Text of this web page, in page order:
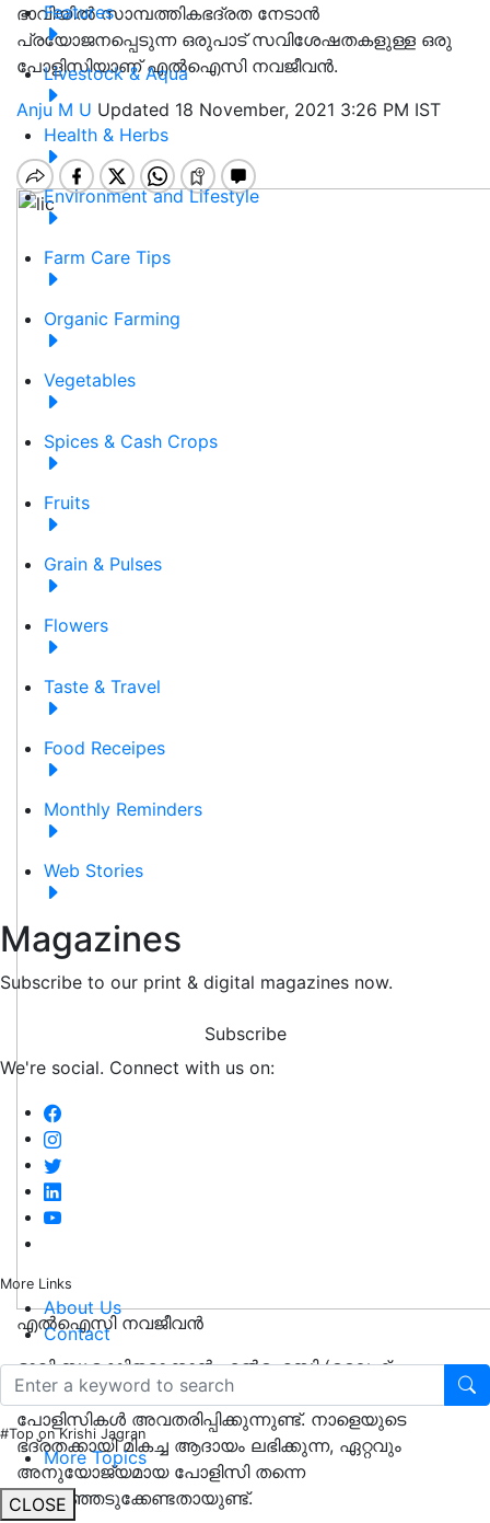
Features
Livestock & Aqua
Health & Herbs
Environment and Lifestyle
Farm Care Tips
Organic Farming
Vegetables
Spices & Cash Crops
Fruits
Grain & Pulses
Flowers
Taste & Travel
Food Receipes
Monthly Reminders
Web Stories
Magazines
Subscribe to our print & digital magazines now.
Subscribe
We're social. Connect with us on:
More Links
About Us
Contact
#Top on Krishi Jagran
More Topics
CLOSE
ഭാവിയിൽ സാമ്പത്തികഭദ്രത നേടാൻ
പ്രയോജനപ്പെടുന്ന ഒരുപാട് സവിശേഷതകളുള്ള ഒരു
പോളിസിയാണ് എൽഐസി നവജീവൻ.
Anju M U Updated 18 November, 2021 3:26 PM IST
എല്‍ഐസി നവജീവന്‍
ഭാവി സുരക്ഷിതമാക്കാൻ എൽഐസി (ലൈഫ്
ഇന്‍ഷുറന്‍സ് കോര്‍പറേഷന്‍ ഓഫ് ഇന്ത്യ) ഒരുപാട്
പോളിസികൾ അവതരിപ്പിക്കുന്നുണ്ട്. നാളെയുടെ
ഭദ്രതക്കായി മികച്ച ആദായം ലഭിക്കുന്ന, ഏറ്റവും
അനുയോജ്യമായ പോളിസി തന്നെ
തെരഞ്ഞെടുക്കേണ്ടതായുണ്ട്.